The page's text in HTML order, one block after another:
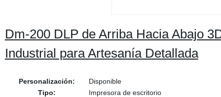
Dm-200 DLP de Arriba Hacia Abajo
Industrial para Artesanía Detallada
Personalización:
Disponible
Tipo:
Impresora de escritorio